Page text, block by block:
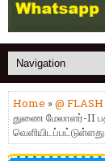
Home »@
துணை மேலாளர்-II
வெளியிடப்பட்டுள்ளது.